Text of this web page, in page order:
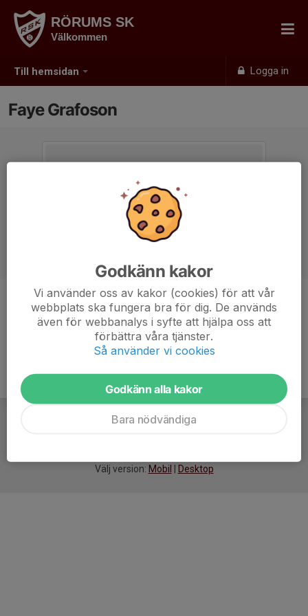
Till hemsidan Logga in
RÖRUMS SK
Välkommen
Faye Grafoson
Titel Webbansvarig
Välj version: Mobil Desktop
Godkänn kakor
Vi använder oss av kakor (cookies) för att vår
webbplats ska fungera bra för dig. De används
även för webbanalys i syfte att hjälpa oss att
förbättra våra tjänster.
Så använder vi cookies
Godkänn alla kakor
Bara nödvändiga